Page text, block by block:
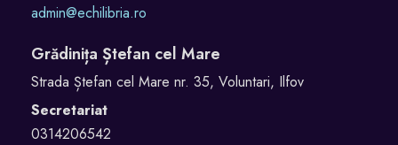
admin@echilibria.ro
Grădinița Ștefan cel Mare
Strada Ștefan cel Mare nr. 35, Voluntari, Ilfov
Secretariat
0314206542